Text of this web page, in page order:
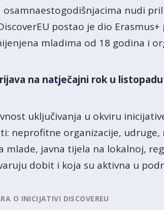
osamnaestogodišnjacima nudi
postao je dio
mladima od 18 godina i
na natječajni rok u listopadu
uključivanja u okviru
neprofitne organizacije,
mlade, javna tijela na lokalnoj,
dobit i koja su aktivna u
O INICIJATIVI DISCOVEREU